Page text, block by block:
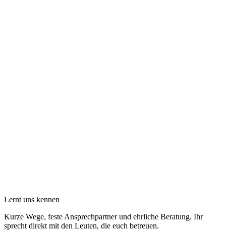
Lernt uns kennen
Kurze Wege, feste Ansprechpartner und ehrliche Beratung. Ihr
sprecht direkt mit den Leuten, die euch betreuen.